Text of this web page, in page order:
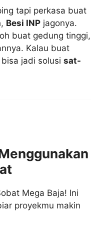
tapi perkasa buat
Besi INP jagonya.
buat gedung tinggi,
Kalau buat
bisa jadi solusi sat-
Mega Baja! Ini
proyekmu makin